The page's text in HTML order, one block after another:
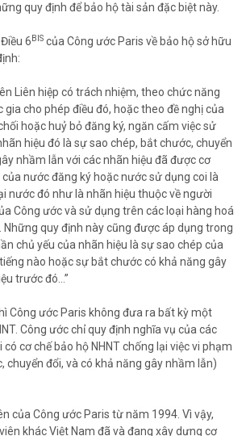
quy định để bảo hộ tài sản đặc biệt này.
6BIS của Công ước Paris về bảo hộ sở hữu
Liên hiệp có trách nhiệm, theo chức năng
gia cho phép điều đó, hoặc theo đề nghị của
hoặc huỷ bỏ đăng ký, ngăn cấm việc sử
hiệu đó là sự sao chép, bắt chước, chuyển
nhầm lẫn với các nhãn hiệu đã được cơ
nước đăng ký hoặc nước sử dụng coi là
nước đó như là nhãn hiệu thuộc về người
Công ước và sử dụng trên các loại hàng hoá
quy định này cũng được áp dụng trong
chủ yếu của nhãn hiệu là sự sao chép của
nào hoặc sự bắt chước có khả năng gây
trước đó...”
Công ước Paris không đưa ra bất kỳ một
Công ước chỉ quy định nghĩa vụ của các
cơ chế bảo hộ NHNT chống lại việc vi phạm
chuyển đổi, và có khả năng gây nhầm lẫn)
của Công ước Paris từ năm 1994. Vì vậy,
khác Việt Nam đã và đang xây dựng cơ